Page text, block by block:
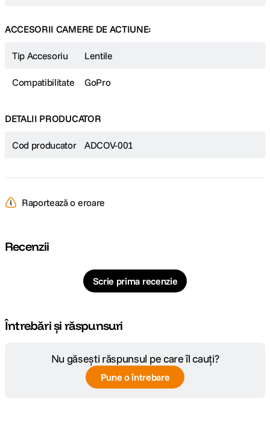
ACCESORII CAMERE DE ACTIUNE:
Tip Accesoriu Lentile
Compatibilitate GoPro
DETALII PRODUCATOR
Cod producator ADCOV-001
Raportează o eroare
Recenzii
Scrie prima recenzie
Întrebări și răspunsuri
Nu găsești răspunsul pe care îl cauți?
Pune o întrebare